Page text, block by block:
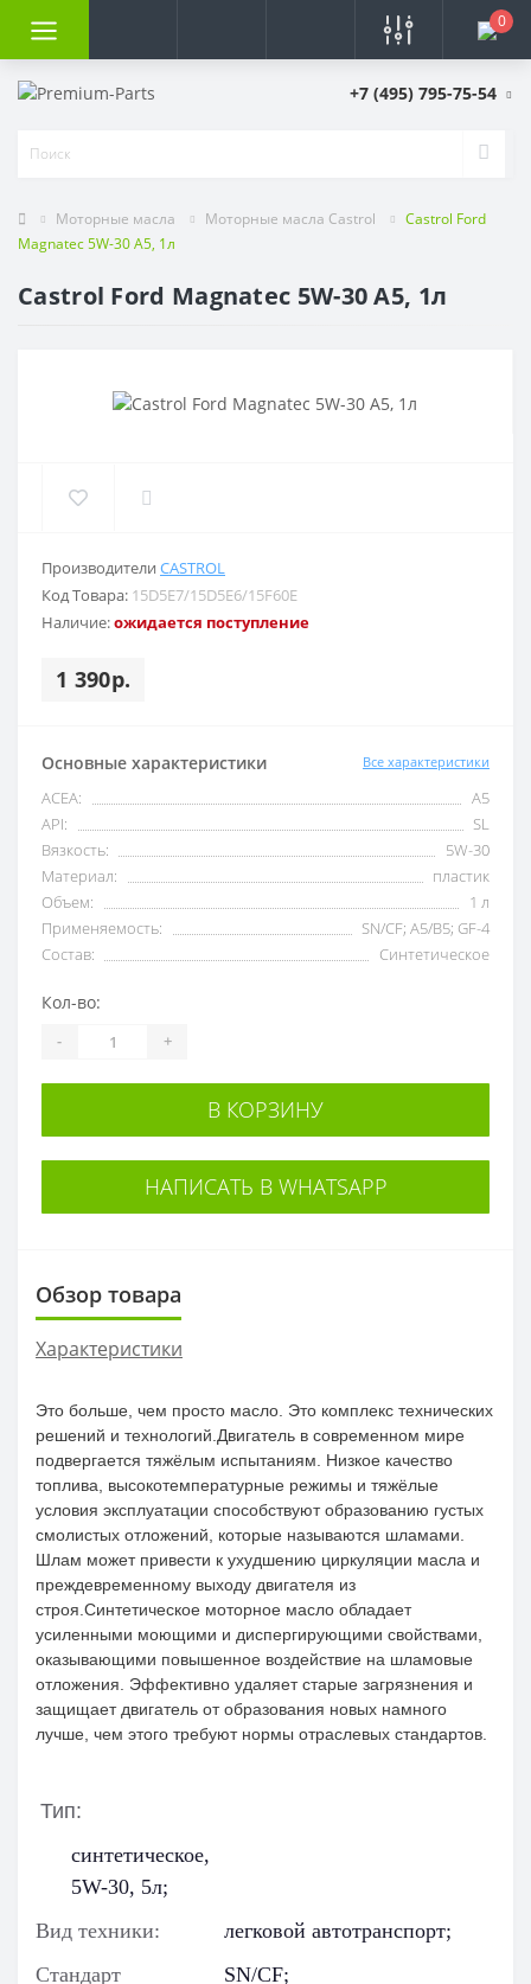
0
+7 (495) 795-75-54
Моторные масла Моторные масла Castrol
Castrol Ford
Magnatec 5W-30 A5, 1л
Castrol Ford Magnatec 5W-30 A5, 1л
Производители CASTROL
Код Товара: 15D5E7/15D5E6/15F60E
Наличие:ожидается поступление
1 390р.
Основные характеристики Все характеристики
ACEA:
A5
API:
SL
Вязкость:
5W-30
Материал:
пластик
Объем:
1 л
Применяемость:
SN/CF; A5/B5; GF-4
Состав:
Синтетическое
Кол-во:
- +
В КОРЗИНУ
НАПИСАТЬ В WHATSAPP
Обзор товара
Характеристики
Это больше, чем просто масло. Это комплекс технических
решений и технологий.Двигатель в современном мире
подвергается тяжёлым испытаниям. Низкое качество
топлива, высокотемпературные режимы и тяжёлые
условия эксплуатации способствуют образованию густых
смолистых отложений, которые называются шламами.
Шлам может привести к ухудшению циркуляции масла и
преждевременному выходу двигателя из
строя.Синтетическое моторное масло обладает
усиленными моющими и диспергирующими свойствами,
оказывающими повышенное воздействие на шламовые
отложения. Эффективно удаляет старые загрязнения и
защищает двигатель от образования новых намного
лучше, чем этого требуют нормы отраслевых стандартов.
Тип:
синтетическое,
5W-30, 5л;
Вид техники:
легковой автотранспорт;
Стандарт
SN/CF;